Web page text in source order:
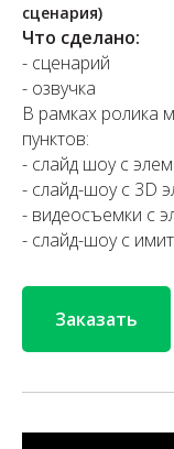
сценария)
Что сделано:
- сценарий
- озвучка
В рамках ролика
пунктов:
- слайд шоу с
- слайд-шоу с 3D
- видеосъемки с
- слайд-шоу с
Заказать